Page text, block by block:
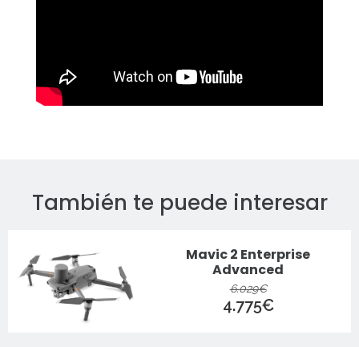
También te puede interesar
Mavic 2 Enterprise
Advanced
6.029€
4.775€